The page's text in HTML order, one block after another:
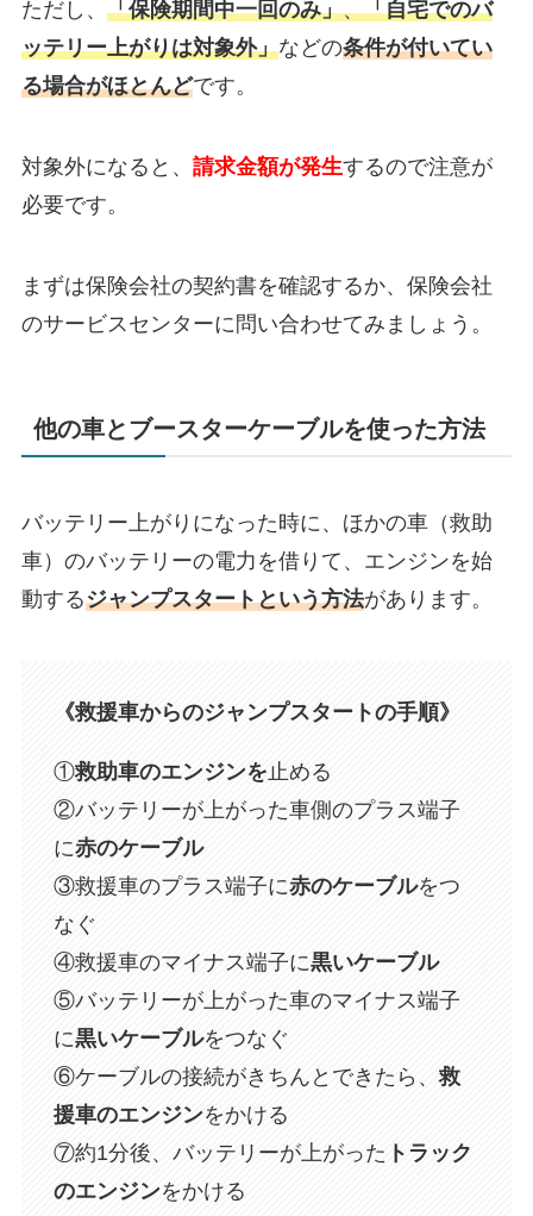
ただし、 「保険期間中一回のみ」、「自宅でのバ
ッテリー上がりは対象外」などの条件が付いてい
る場合がほとんどです。
対象外になると、 請求金額が発生するので注意が
必要です。
まずは保険会社の契約書を確認するか、保険会社
のサービスセンターに問い合わせてみましょう。
他の車とブースターケーブルを使った方法
バッテリー上がりになった時に、ほかの車（救助
車）のバッテリーの電力を借りて、エンジンを始
動するジャンプスタートという方法があります。
《救援車からのジャンプスタートの手順》
①救助車のエンジンを止める
②バッテリーが上がった車側のプラス端子
に赤のケーブル
③救援車のプラス端子に赤のケーブルをつ
なぐ
④救援車のマイナス端子に黒いケーブル
⑤バッテリーが上がった車のマイナス端子
に黒いケーブルをつなぐ
⑥ケーブルの接続がきちんとできたら、救
援車のエンジンをかける
⑦約1分後、バッテリーが上がった トラック
のエンジンをかける